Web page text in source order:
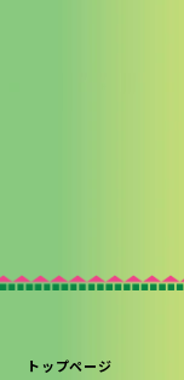
トップページ